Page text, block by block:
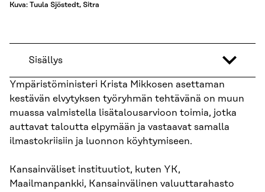
Kuva: Tuula Sjöstedt, Sitra
Sisällys
Ympäristöministeri Krista Mikkosen asettaman
kestävän elvytyksen työryhmän tehtävänä on muun
muassa valmistella lisätalousarvioon toimia, jotka
auttavat taloutta elpymään ja vastaavat samalla
ilmastokriisiin ja luonnon köyhtymiseen.
Kansainväliset instituutiot, kuten YK,
Maailmanpankki, Kansainvälinen valuuttarahasto